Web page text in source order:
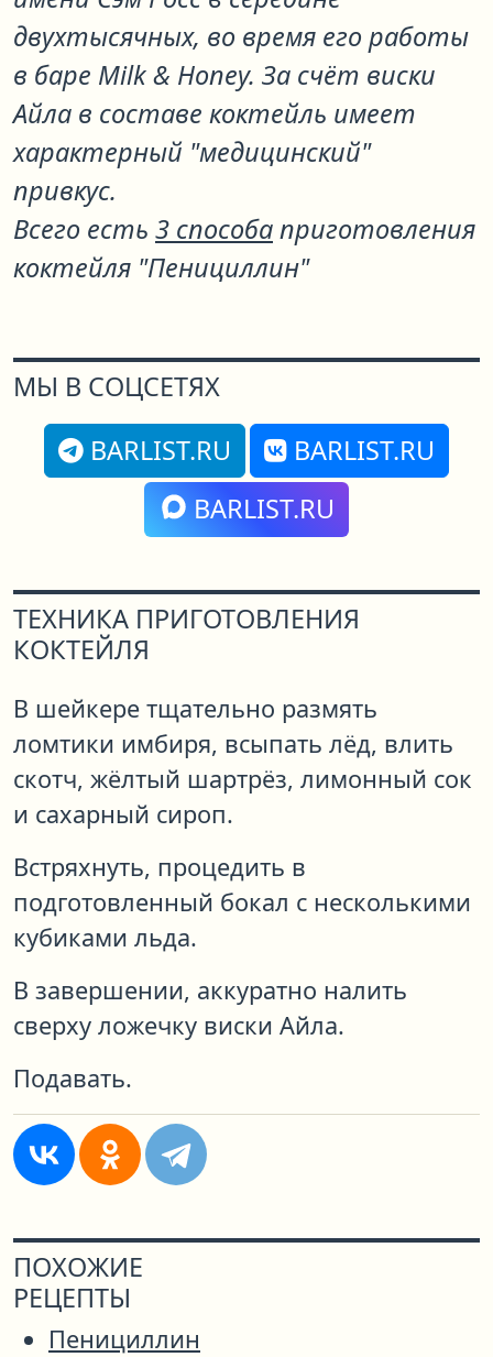
двухтысячных, во время его работы
в баре Milk & Honey. За счёт виски
Айла в составе коктейль имеет
характерный "медицинский"
привкус.
Всего есть 3 способаприготовления
коктейля "Пенициллин"
МЫ В СОЦСЕТЯХ
BARLIST.RU
BARLIST.RU
BARLIST.RU
ТЕХНИКА ПРИГОТОВЛЕНИЯ
КОКТЕЙЛЯ
В шейкере тщательно размять
ломтики имбиря, всыпать лёд, влить
скотч, жёлтый шартрёз, лимонный сок
и сахарный сироп.
Встряхнуть, процедить в
подготовленный бокал с несколькими
кубиками льда.
В завершении, аккуратно налить
сверху ложечку виски Айла.
Подавать.
ПОХОЖИЕ
РЕЦЕПТЫ
Пенициллин